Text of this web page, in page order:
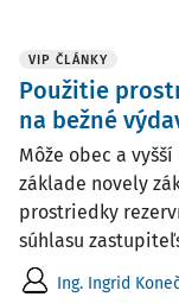
VIP ČLÁNKY
Použitie
na bežné
Môže obec a
základe novely
prostriedky
súhlasu
Ing. Ingrid